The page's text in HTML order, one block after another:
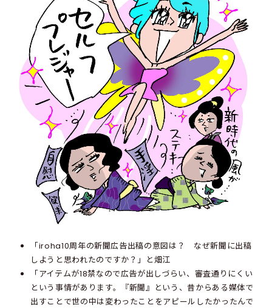
「iroha10周年の新聞広告出稿の意図は？ なぜ新聞に出稿
しようと思われたのですか？」と畑江
「アイテムが18禁なので広告が出しづらい、審査通りにくい
という事情があります。『新聞』という、昔からある媒体で
出すことで世の中は変わったことをアピールしたかったんで